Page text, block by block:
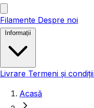
Filamente Despre noi
Livrare Termeni și condiții
Acasă